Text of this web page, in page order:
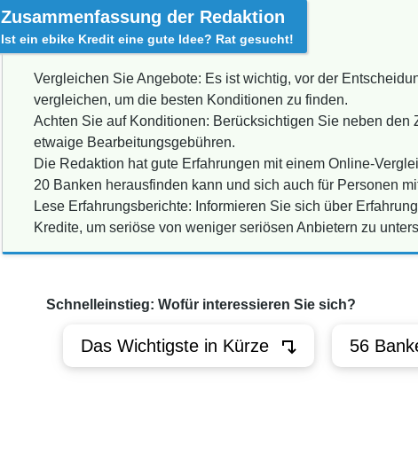
Zusammenfassung der Redaktion
Ist ein ebike Kredit eine gute Idee? Rat gesucht!
Vergleichen Sie Angebote: Es ist wichtig, vor der
vergleichen, um die besten Konditionen zu finden.
Achten Sie auf Konditionen: Berücksichtigen Sie neben
etwaige Bearbeitungsgebühren.
Die Redaktion hat gute Erfahrungen mit einem Online-
20 Banken herausfinden kann und sich auch für Personen
Lese Erfahrungsberichte: Informieren Sie sich über
Kredite, um seriöse von weniger seriösen Anbietern zu
Schnelleinstieg: Wofür interessieren Sie sich?
Das Wichtigste in Kürze 56